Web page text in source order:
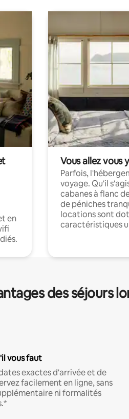
en
Vous allez vous
Parfois,
voyage. Qu'il
cabanes à flanc
de péniches
locations sont
caractéristiques
des séjours
vous faut
exactes d'arrivée et de
facilement en ligne, sans
ni formalités